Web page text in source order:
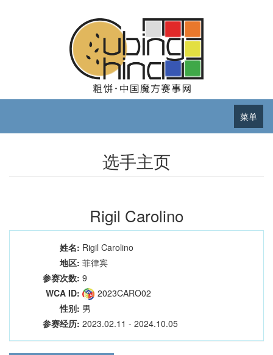
菜单
选手主页
Rigil Carolino
姓名: Rigil Carolino
地区: 菲律宾
参赛次数: 9
WCA ID:
2023CARO02
性别: 男
参赛经历: 2023.02.11 - 2024.10.05